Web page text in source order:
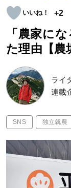
+2
「農家に
た理由【農
ライ
連載
SNS 独立就農